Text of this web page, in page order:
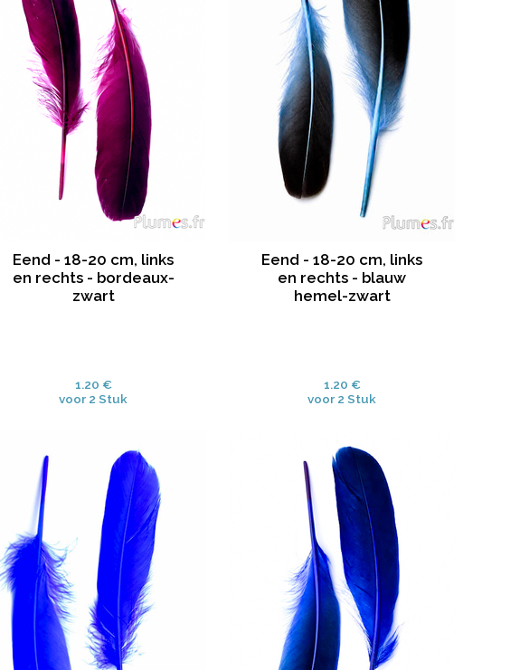
Eend - 18-20 cm, links
en rechts - bordeaux-
zwart
1.20 €
voor 2 Stuk
Eend - 18-20 cm, links
en rechts - blauw
hemel-zwart
1.20 €
voor 2 Stuk